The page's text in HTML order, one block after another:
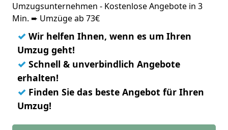
Umzugsunternehmen - Kostenlose Angebote in 3
Min. ➨ Umzüge ab 73€
✓ Wir helfen Ihnen, wenn es um Ihren
Umzug geht!
✓ Schnell & unverbindlich Angebote
erhalten!
✓ Finden Sie das beste Angebot für Ihren
Umzug!